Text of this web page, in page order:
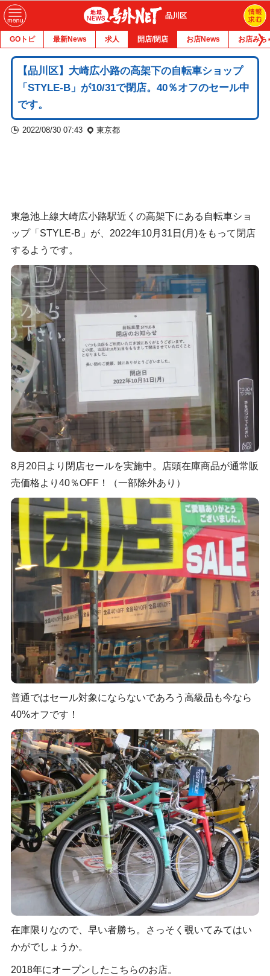
品川区
GOトピ 最新News 求人 開店/閉店 お店News お店みち
【品川区】大崎広小路の高架下の自転車ショップ
「STYLE-B」が10/31で閉店。40％オフのセール中
です。
2022/08/30 07:43 東京都
東急池上線大崎広小路駅近くの高架下にある自転車ショ
ップ「STYLE-B」が、2022年10月31日(月)をもって閉店
するようです。
8月20日より閉店セールを実施中。店頭在庫商品が通常販
売価格より40％OFF！（一部除外あり）
普通ではセール対象にならないであろう高級品も今なら
40%オフです！
在庫限りなので、早い者勝ち。さっそく覗いてみてはい
かがでしょうか。
2018年にオープンしたこちらのお店。